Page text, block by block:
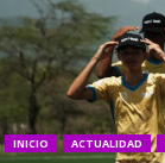
INICIO ACTUALIDAD